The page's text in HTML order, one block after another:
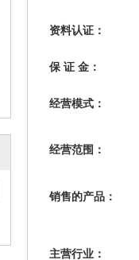
资料认证：
保 证 金：
经营模式：
经营范围：
销售的产品：
主营行业：